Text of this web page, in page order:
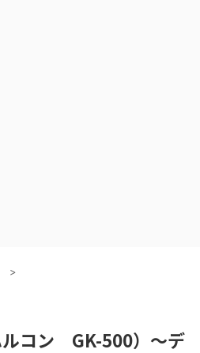
>
コン GK-500）～デ